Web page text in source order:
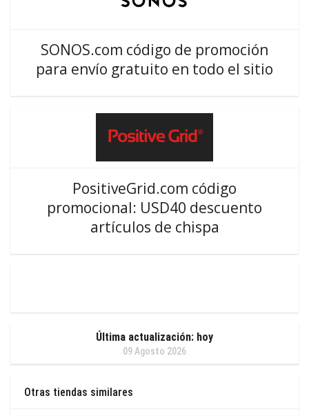
SONOS.com código de promoción
para envío gratuito en todo el sitio
PositiveGrid.com código
promocional: USD40 descuento
artículos de chispa
Última actualización: hoy
09 Agosto 2026
Otras tiendas similares